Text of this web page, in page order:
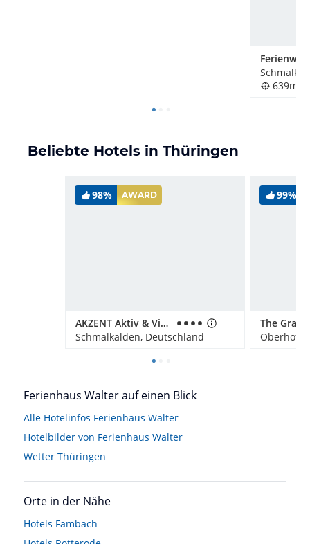
639m
Beliebte Hotels in Thüringen
98% AWARD
AKZENT Aktiv & Vital Hotel Thüringen
Schmalkalden, Deutschland
99%
Oberhof,
Ferienhaus Walter auf einen Blick
Alle Hotelinfos Ferienhaus Walter
Hotelbilder von Ferienhaus Walter
Wetter Thüringen
Orte in der Nähe
Hotels Fambach